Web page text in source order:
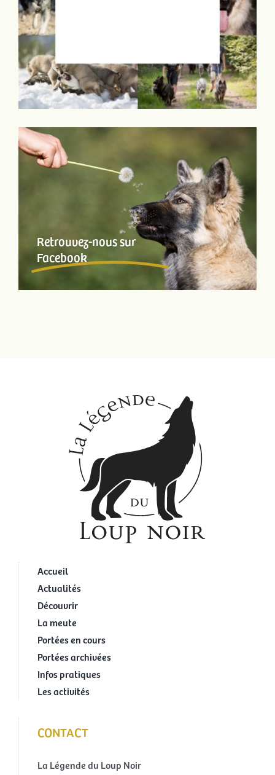
Retrouvez-nous sur
Facebook
Accueil
Actualités
Découvrir
La meute
Portées en cours
Portées archivées
Infos pratiques
Les activités
CONTACT
La Légende du Loup Noir